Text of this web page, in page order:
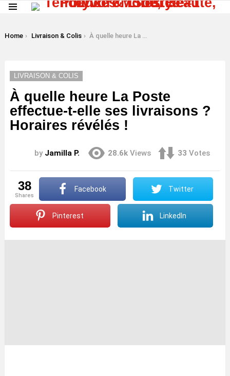
You are here:
Home Livraison & Colis À quelle heure La Poste effectue-t-elle ses livraisons ? Horaires révélés !
LIVRAISON & COLIS
À quelle heure La Poste
effectue-t-elle ses livraisons ?
Horaires révélés !
by Jamilla P. 28.6k Views 33 Votes
38
shares
Facebook Twitter
Pinterest LinkedIn